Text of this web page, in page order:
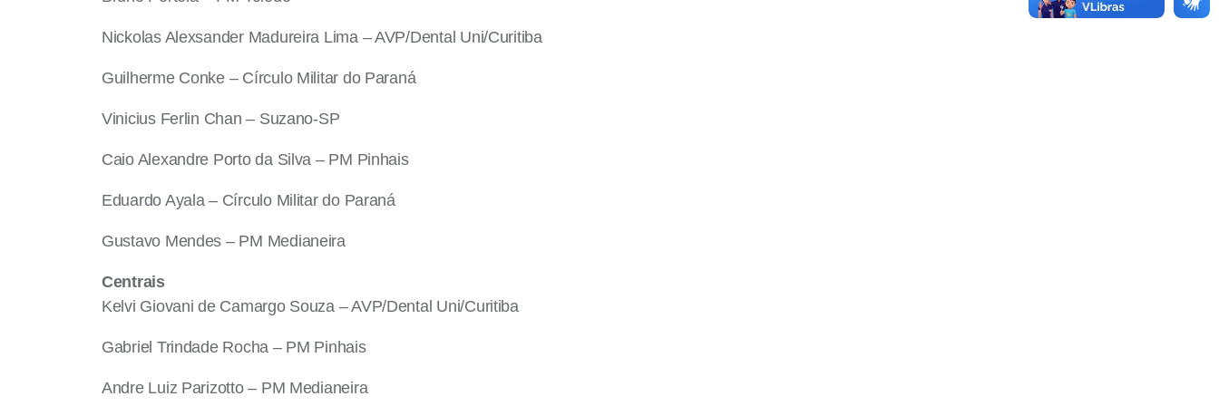
Nickolas Alexsander Madureira Lima – AVP/Dental Uni/Curitiba
Guilherme Conke – Círculo Militar do Paraná
Vinicius Ferlin Chan – Suzano-SP
Caio Alexandre Porto da Silva – PM Pinhais
Eduardo Ayala – Círculo Militar do Paraná
Gustavo Mendes – PM Medianeira
Centrais
Kelvi Giovani de Camargo Souza – AVP/Dental Uni/Curitiba
Gabriel Trindade Rocha – PM Pinhais
Andre Luiz Parizotto – PM Medianeira